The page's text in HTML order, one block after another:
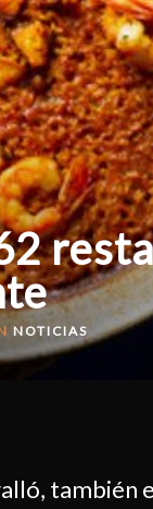
NOTICIAS
también